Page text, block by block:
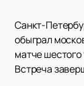
Санкт-
обыграл
матче
Встреча